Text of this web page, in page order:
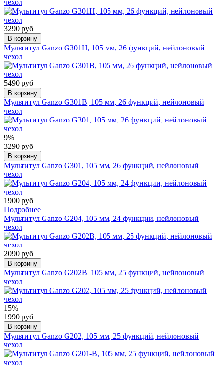
чехол
3290 руб
В корзину
Мультитул Ganzo G301H, 105 мм, 26 функций, нейлоновый
чехол
5490 руб
В корзину
Мультитул Ganzo G301B, 105 мм, 26 функций, нейлоновый
чехол
9%
3290 руб
В корзину
Мультитул Ganzo G301, 105 мм, 26 функций, нейлоновый
чехол
1900 руб
Подробнее
Мультитул Ganzo G204, 105 мм, 24 функции, нейлоновый
чехол
2090 руб
В корзину
Мультитул Ganzo G202B, 105 мм, 25 функций, нейлоновый
чехол
15%
1990 руб
В корзину
Мультитул Ganzo G202, 105 мм, 25 функций, нейлоновый
чехол